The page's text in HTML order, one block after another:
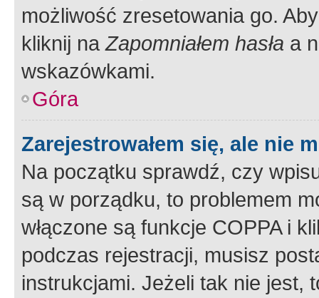
możliwość zresetowania go.
kliknij naZapomniałem hasła a
wskazówkami.
Góra
Zarejestrowałem się, ale nie
Na początku sprawdź, czy
są w porządku, to problemem
włączone są funkcje COPPA i
podczas rejestracji, musisz
instrukcjami. Jeżeli tak nie jest,